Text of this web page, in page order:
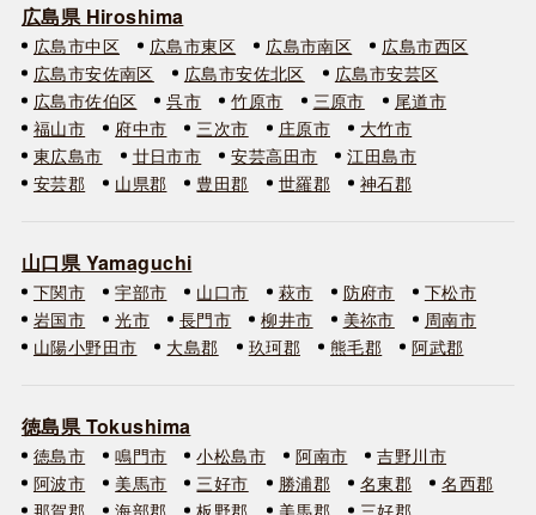
広島県 Hiroshima
広島市中区 広島市東区 広島市南区
広島市西区
広島市安佐南区
広島市安佐北区
広島市安芸区
広島市佐伯区
呉市 竹原市 三原市
尾道市
福山市
府中市 三次市 庄原市
大竹市
東広島市
廿日市市 安芸高田市
江田島市
安芸郡
山県郡 豊田郡 世羅郡 神石郡
山口県 Yamaguchi
下関市 宇部市 山口市 萩市 防府市
下松市
岩国市
光市 長門市 柳井市 美祢市
周南市
山陽小野田市
大島郡 玖珂郡 熊毛郡 阿武郡
徳島県 Tokushima
徳島市 鳴門市 小松島市 阿南市
吉野川市
阿波市
美馬市 三好市 勝浦郡 名東郡
名西郡
那賀郡
海部郡 板野郡 美馬郡 三好郡